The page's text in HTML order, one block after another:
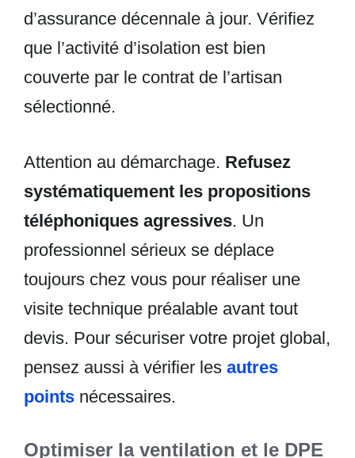
d’assurance décennale à jour. Vérifiez
que l’activité d’isolation est bien
couverte par le contrat de l’artisan
sélectionné.
Attention au démarchage. Refusez
systématiquement les propositions
téléphoniques agressives. Un
professionnel sérieux se déplace
toujours chez vous pour réaliser une
visite technique préalable avant tout
devis. Pour sécuriser votre projet global,
pensez aussi à vérifier les autres
points nécessaires.
Optimiser la ventilation et le DPE